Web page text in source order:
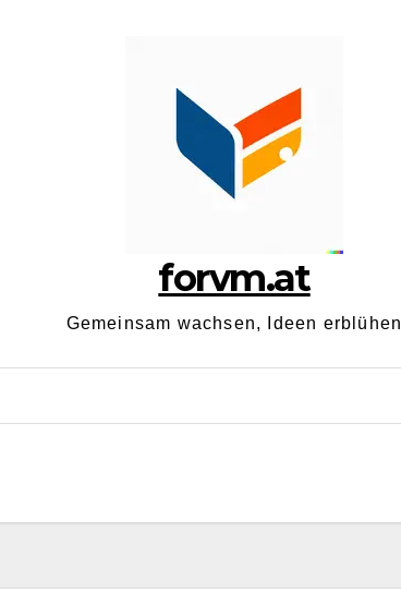
forvm.at
Gemeinsam wachsen, Ideen erblühen